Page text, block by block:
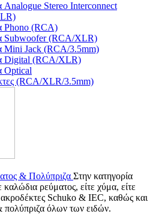
Analogue Stereo Interconnect
Phono (RCA)
Subwoofer (RCA/XLR)
Mini Jack (RCA/3.5mm)
Digital (RCA/XLR)
Optical
(RCA/XLR/3.5mm)
& Πολύπριζα Στην κατηγορία
καλώδια ρεύματος, είτε χύμα, είτε
ακροδέκτες Schuko & IEC, καθώς και
όλων των ειδών.